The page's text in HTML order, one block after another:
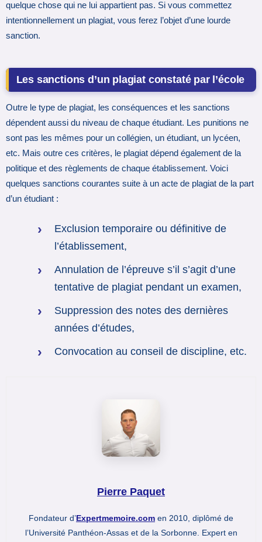
quelque chose qui ne lui appartient pas. Si vous commettez
intentionnellement un plagiat, vous ferez l’objet d’une lourde
sanction.
Les sanctions d’un plagiat constaté par l’école
Outre le type de plagiat, les conséquences et les sanctions
dépendent aussi du niveau de chaque étudiant. Les punitions ne
sont pas les mêmes pour un collégien, un étudiant, un lycéen,
etc. Mais outre ces critères, le plagiat dépend également de la
politique et des règlements de chaque établissement. Voici
quelques sanctions courantes suite à un acte de plagiat de la part
d’un étudiant :
Exclusion temporaire ou définitive de
l’établissement,
Annulation de l’épreuve s’il s’agit d’une
tentative de plagiat pendant un examen,
Suppression des notes des dernières
années d’études,
Convocation au conseil de discipline, etc.
Pierre Paquet
Fondateur d’Expertmemoire.com en 2010, diplômé de
l’Université Panthéon-Assas et de la Sorbonne. Expert en